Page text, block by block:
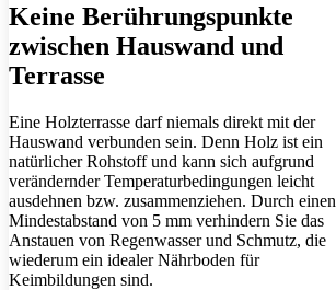
Keine Berührungspunkte
zwischen Hauswand und
Terrasse
Eine Holzterrasse darf niemals direkt mit der
Hauswand verbunden sein. Denn Holz ist ein
natürlicher Rohstoff und kann sich aufgrund
verändernder Temperaturbedingungen leicht
ausdehnen bzw. zusammenziehen. Durch einen
Mindestabstand von 5 mm verhindern Sie das
Anstauen von Regenwasser und Schmutz, die
wiederum ein idealer Nährboden für
Keimbildungen sind.